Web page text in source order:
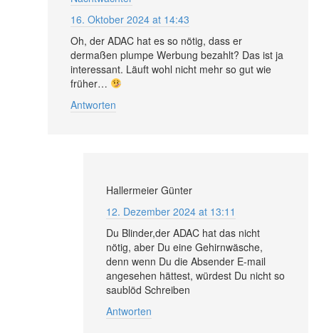
16. Oktober 2024 at 14:43
Oh, der ADAC hat es so nötig, dass er
dermaßen plumpe Werbung bezahlt? Das ist ja
interessant. Läuft wohl nicht mehr so gut wie
früher…
Antworten
Hallermeier Günter
12. Dezember 2024 at 13:11
Du Blinder,der ADAC hat das nicht
nötig, aber Du eine Gehirnwäsche,
denn wenn Du die Absender E-mail
angesehen hättest, würdest Du nicht so
saublöd Schreiben
Antworten